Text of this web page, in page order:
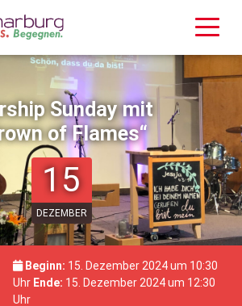
Sunday mit
of Flames“
15
DEZEMBER
Beginn: 15. Dezember 2024 um 10:30
Uhr Ende: 15. Dezember 2024 um 12:30
Uhr